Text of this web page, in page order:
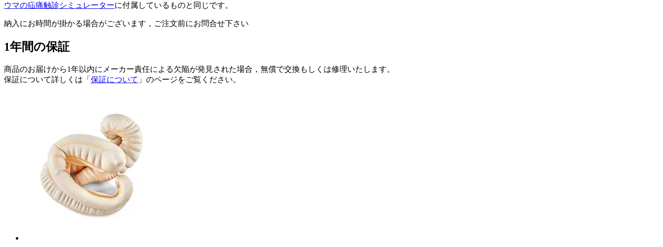
ウマの疝痛触診シミュレーターに付属しているものと同じです。
納入にお時間が掛かる場合がございます，ご注文前にお問合せ下さい
1年間の保証
商品のお届けから1年以内にメーカー責任による欠陥が発見された場合，無償で交換もしくは修理いたします。
保証について詳しくは「 保証について 」のページをご覧ください。